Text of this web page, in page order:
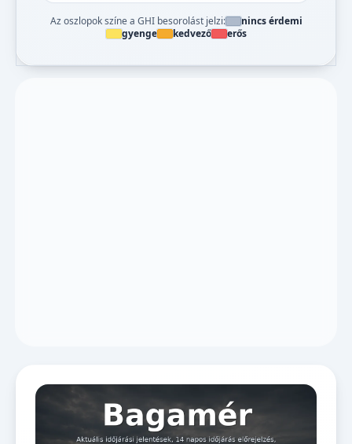
Az oszlopok színe a GHI besorolást jelzi:
nincs érdemi
gyenge
kedvező erős